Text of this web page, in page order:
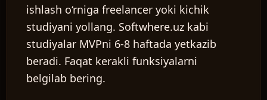
ishlash o‘rniga freelancer yoki kichik
studiyani yollang. Softwhere.uz kabi
studiyalar MVPni 6-8 haftada yetkazib
beradi. Faqat kerakli funksiyalarni
belgilab bering.